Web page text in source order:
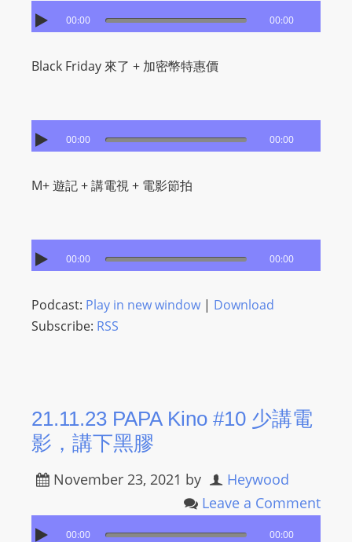
00:00 00:00
Black Friday 來了 + 加密幣特惠價
00:00 00:00
M+ 遊記 + 講電視 + 電影節拍
00:00 00:00
Podcast: Play in new window| Download
Subscribe: RSS
21.11.23 PAPA Kino #10 少講電
影，講下黑膠
November 23, 2021 by
Heywood
Leave a Comment
00:00 00:00